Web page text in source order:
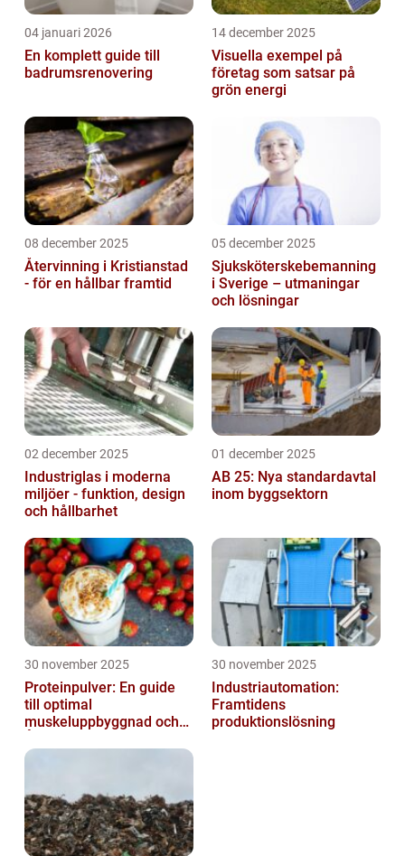
04 januari 2026
En komplett guide till
badrumsrenovering
14 december 2025
Visuella exempel på
företag som satsar på
grön energi
08 december 2025
Återvinning i Kristianstad
- för en hållbar framtid
05 december 2025
Sjuksköterskebemanning
i Sverige – utmaningar
och lösningar
02 december 2025
Industriglas i moderna
miljöer - funktion, design
och hållbarhet
01 december 2025
AB 25: Nya standardavtal
inom byggsektorn
30 november 2025
Proteinpulver: En guide
till optimal
muskeluppbyggnad och
30 november 2025
Industriautomation:
Framtidens
produktionslösning